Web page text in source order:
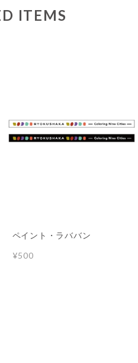
ITEMS
ペイント・ラババン
¥500